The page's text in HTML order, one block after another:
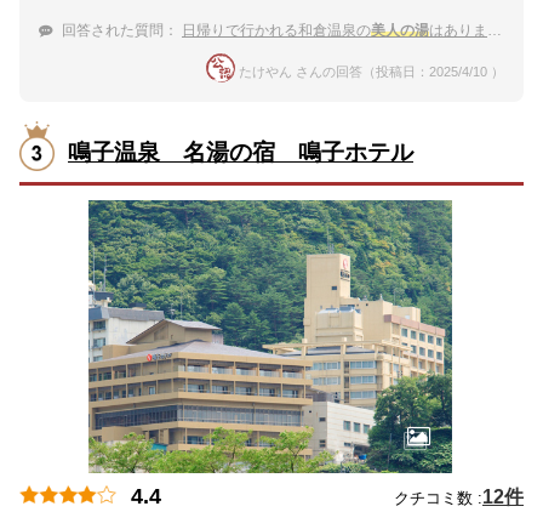
回答された質問： 日帰りで行かれる和倉温泉の美人の湯はありますか？
たけやん さんの回答（投稿日：2025/4/10 ）
鳴子温泉 名湯の宿 鳴子ホテル
4.4 クチコミ数 :12件